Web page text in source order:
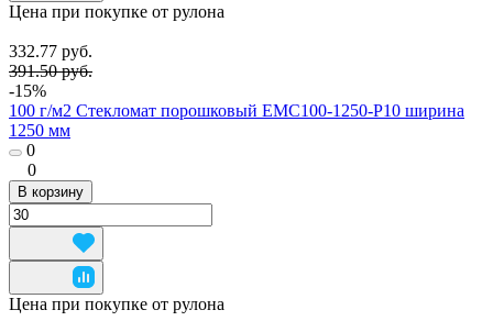
Цена при покупке от рулона
332.77 руб.
391.50 руб.
-15%
100 г/м2 Стекломат порошковый EMC100-1250-P10 ширина
1250 мм
0
0
В корзину
Цена при покупке от рулона